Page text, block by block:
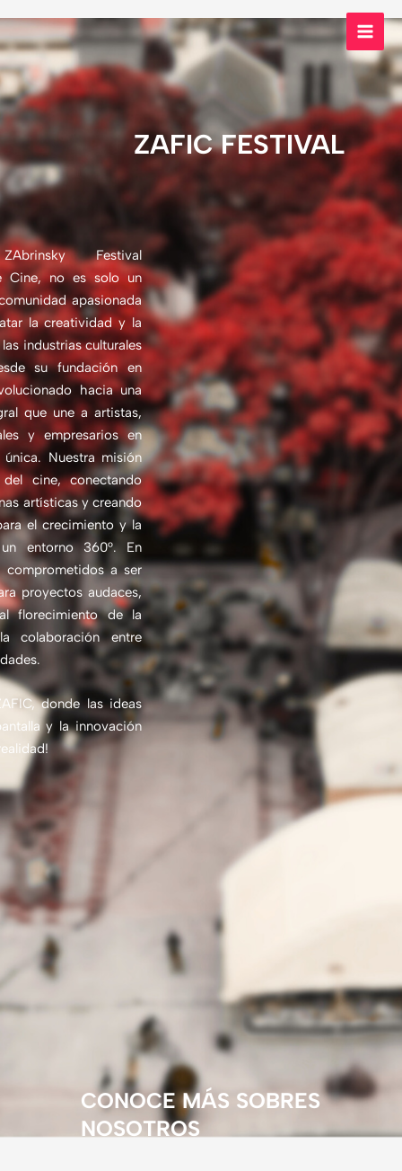
content
ZAFIC FESTIVAL
Festival
Cine, no es solo un
apasionada
la creatividad y la
industrias culturales
su fundación en
hacia una
que une a artistas,
y empresarios en
única. Nuestra misión
cine, conectando
artísticas y creando
el crecimiento y la
entorno 360°. En
comprometidos a ser
proyectos audaces,
florecimiento de la
colaboración entre
donde las ideas
y la innovación
CONOCE MÁS SOBRES
NOSOTROS